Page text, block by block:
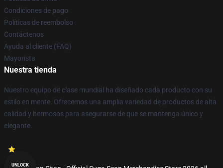
Condiciones de pago
Políticas de reembolso
Contáctenos
Ayuda al cliente (FAQ)
Mayorista
Nuestra tienda
Nuestro equipo de clase mundial ha diseñado cada producto con su
estilo en mente. Ofrecemos una amplia variedad de productos de alta
calidad y hermosos para asegurarse de que se mantenga único y
elegante.
UNLOCK